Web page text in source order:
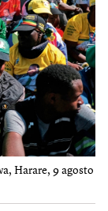
Harare, 9 agosto